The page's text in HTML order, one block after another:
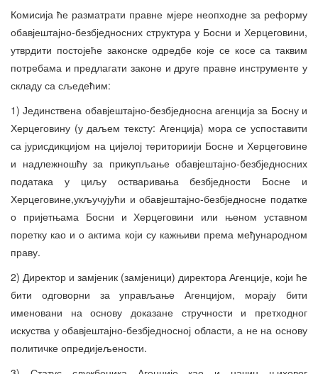
Комисија ће разматрати правне мјере неопходне за реформу
обавјештајно-безбједносних структура у Босни и Херцеговини,
утврдити постојеће законске одредбе које се косе са таквим
потребама и предлагати законе и друге правне инструменте у
складу са сљедећим:
1) Јединствена обавјештајно-безбједносна агенција за Босну и
Херцеговину (у даљем тексту: Агенција) мора се успоставити
са јурисдикцијом на цијелој териториији Босне и Херцеговине
и надлежношћу за прикупљање обавјештајно-безбједносних
података у циљу остваривања безбједности Босне и
Херцеговине,укључујући и обавјештајно-безбједносне податке
о пријетњама Босни и Херцеговини или њеном уставном
поретку као и о актима који су кажњиви према међународном
праву.
2) Директор и замјеник (замјеници) директора Агенције, који ће
бити одговорни за управљање Агенцијом, морају бити
именовани на основу доказане стручности и претходног
искуства у обавјештајно-безбједносној области, а не на основу
политичке опредијељености.